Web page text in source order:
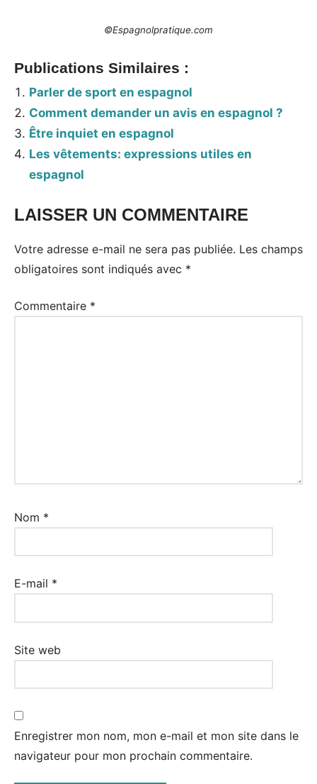
©Espagnolpratique.com
Publications Similaires :
Parler de sport en espagnol
Comment demander un avis en espagnol ?
Être inquiet en espagnol
Les vêtements: expressions utiles en
espagnol
LAISSER UN COMMENTAIRE
Votre adresse e-mail ne sera pas publiée. Les champs
obligatoires sont indiqués avec *
Commentaire *
Nom *
E-mail *
Site web
Enregistrer mon nom, mon e-mail et mon site dans le
navigateur pour mon prochain commentaire.